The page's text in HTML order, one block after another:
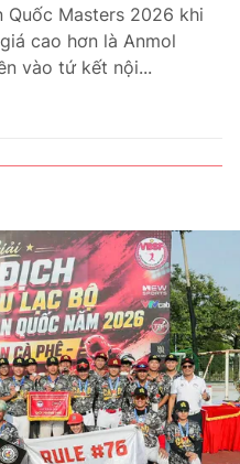
Masters 2026 khi
cao hơn là Anmol
vào tứ kết nội...